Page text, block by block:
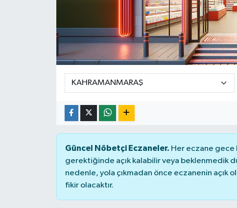
Güncel Nöbetçi Eczaneler. Her eczane gece
gerektiğinde açık kalabilir veya beklenmedik
nedenle, yola çıkmadan önce eczanenin açık
fikir olacaktır.